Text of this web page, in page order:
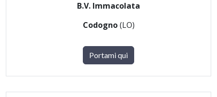
B.V. Immacolata
Codogno(LO)
Portami qui